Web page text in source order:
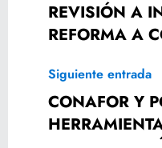
REVISIÓN A
REFORMA A
Siguiente entrada
CONAFOR Y